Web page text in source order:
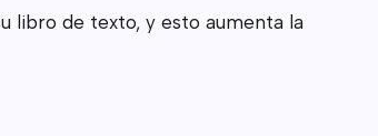
libro de texto, y esto aumenta la